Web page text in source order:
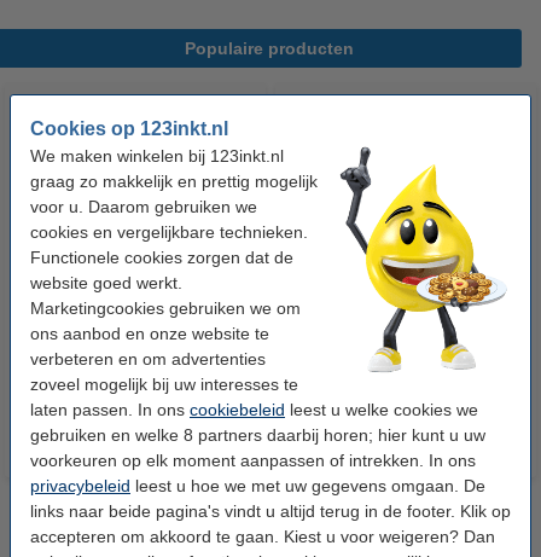
Cookies op 123inkt.nl
We maken winkelen bij 123inkt.nl
graag zo makkelijk en prettig mogelijk
voor u. Daarom gebruiken we
cookies en vergelijkbare technieken.
Functionele cookies zorgen dat de
website goed werkt.
Marketingcookies gebruiken we om
ons aanbod en onze website te
verbeteren en om advertenties
zoveel mogelijk bij uw interesses te
laten passen. In ons cookiebeleid leest u welke cookies we
gebruiken en welke 8 partners daarbij horen; hier kunt u uw
voorkeuren op elk moment aanpassen of intrekken. In ons
privacybeleid leest u hoe we met uw gegevens omgaan. De
links naar beide pagina's vindt u altijd terug in de footer. Klik op
accepteren om akkoord te gaan. Kiest u voor weigeren? Dan
Populaire producten
123accu Xtreme Power MN1500
Penlite AA batterij 24 stuks
€ 14,95 Incl. 21% btw
123inkt kopieerpapier 1 pak van
500 vel A4 - 80 grams FSC® Mix
Credit
€ 7,25 Incl. 21% btw